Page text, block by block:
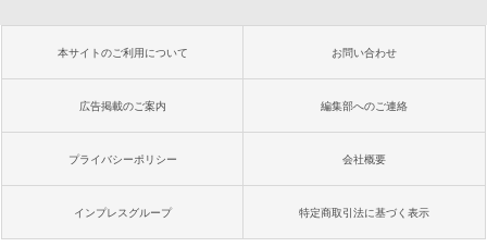
本サイトのご利用について お問い合わせ
広告掲載のご案内 編集部へのご連絡
プライバシーポリシー 会社概要
インプレスグループ 特定商取引法に基づく表示